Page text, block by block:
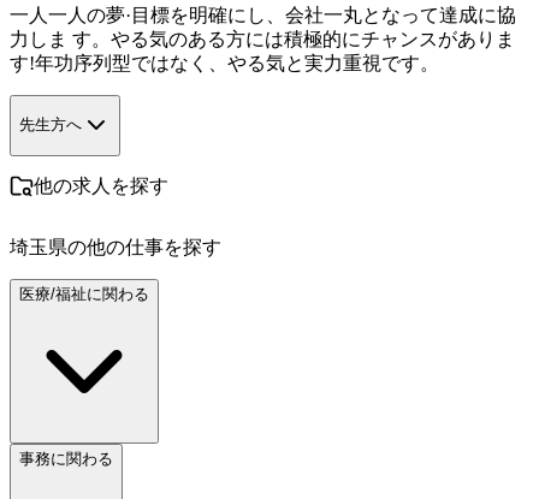
一人一人の夢·目標を明確にし、会社一丸となって達成に協
力しま す。やる気のある方には積極的にチャンスがありま
す!年功序列型ではなく、やる気と実力重視です。
先生方へ
他の求人を探す
埼玉県の他の仕事を探す
医療/福祉に関わる
事務に関わる